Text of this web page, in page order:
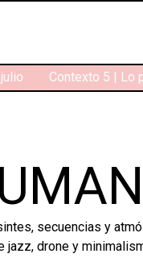
Contexto 5 | Lo
secuencias y
drone y